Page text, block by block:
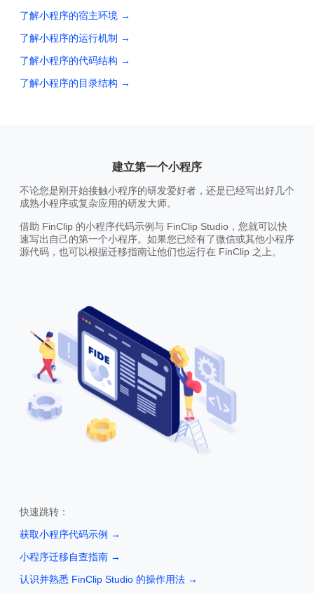
了解小程序的宿主环境 →
了解小程序的运行机制 →
了解小程序的代码结构 →
了解小程序的目录结构 →
建立第一个小程序
不论您是刚开始接触小程序的研发爱好者，还是已经写出好几个
成熟小程序或复杂应用的研发大师。
借助 FinClip 的小程序代码示例与 FinClip Studio，您就可以快
速写出自己的第一个小程序。如果您已经有了微信或其他小程序
源代码，也可以根据迁移指南让他们也运行在 FinClip 之上。
快速跳转：
获取小程序代码示例 →
小程序迁移自查指南 →
认识并熟悉 FinClip Studio 的操作用法 →